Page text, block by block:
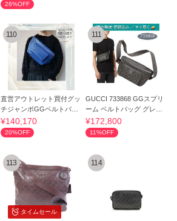
26%OFF
110
直営アウトレット買付グッ
チジャンボGGベルトバッ
グ
¥140,170
20%OFF
111
GUCCI 733868 GGスプリ
ーム ベルトバッグ グレー
ボディバッグ
¥172,800
11%OFF
タイムセール
113 114